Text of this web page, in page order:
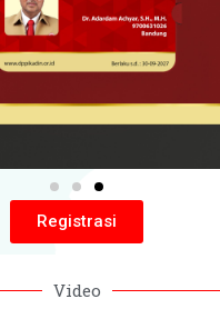
Registrasi
Video